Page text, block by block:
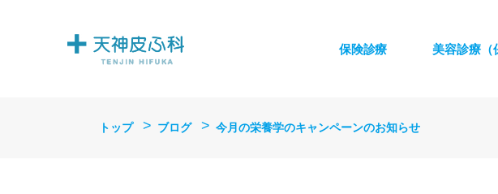
保険診療 美容診療（
トップ ブログ 今月の栄養学のキャンペーンのお知らせ